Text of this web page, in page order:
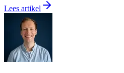
Lees artikel